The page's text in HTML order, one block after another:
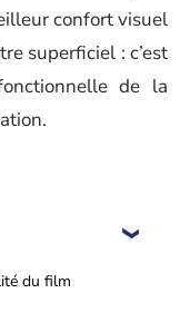
confort visuel
superficiel : c’est
de la
du film